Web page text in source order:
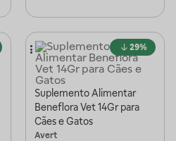
29%
Suplemento Alimentar
Beneflora Vet 14Gr para
Cães e Gatos
Avert